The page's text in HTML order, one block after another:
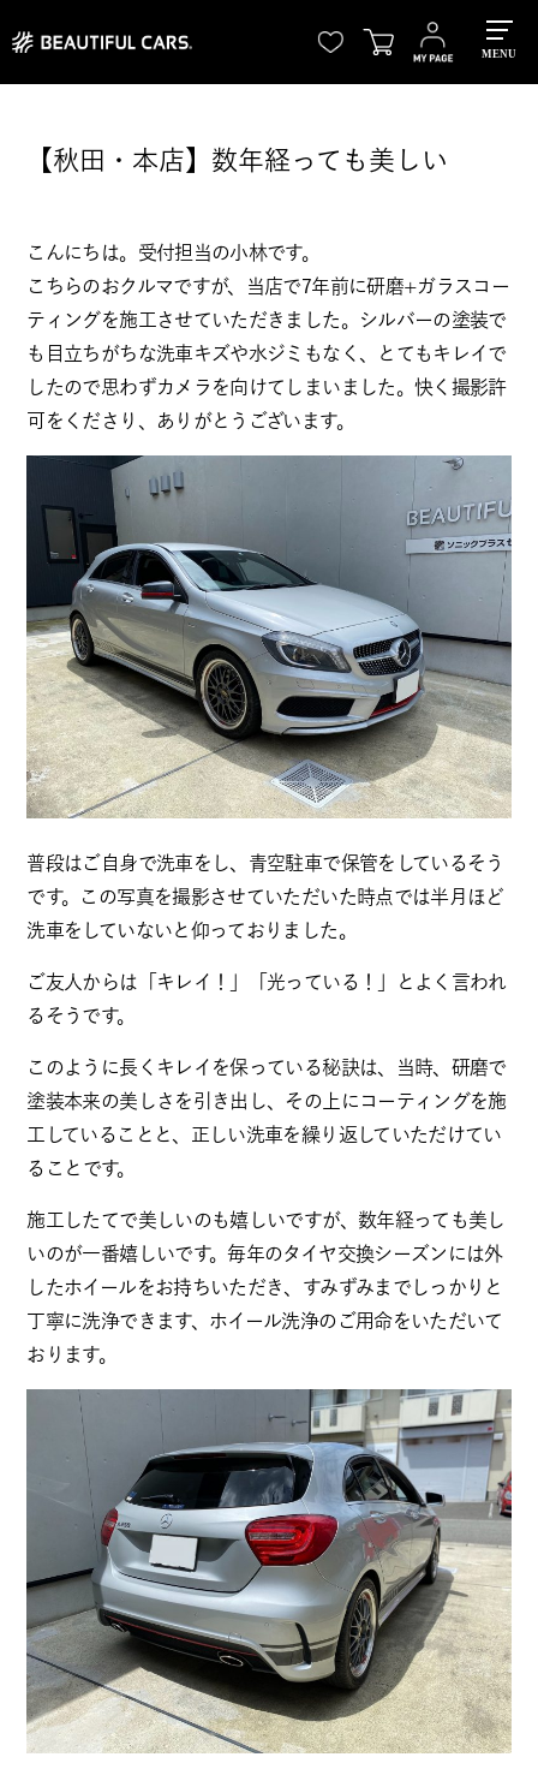
MENU
【秋田・本店】数年経っても美しい
こんにちは。受付担当の小林です。
こちらのおクルマですが、当店で7年前に研磨+ガラスコー
ティングを施工させていただきました。シルバーの塗装で
も目立ちがちな洗車キズや水ジミもなく、とてもキレイで
したので思わずカメラを向けてしまいました。快く撮影許
可をくださり、ありがとうございます。
普段はご自身で洗車をし、青空駐車で保管をしているそう
です。この写真を撮影させていただいた時点では半月ほど
洗車をしていないと仰っておりました。
ご友人からは「キレイ！」「光っている！」とよく言われ
るそうです。
このように長くキレイを保っている秘訣は、当時、研磨で
塗装本来の美しさを引き出し、その上にコーティングを施
工していることと、正しい洗車を繰り返していただけてい
ること です。
施工したてで美しいのも嬉しいですが、数年経っても美し
いのが一番嬉しいです。毎年のタイヤ交換シーズンには外
したホイールをお持ちいただき、すみずみまでしっかりと
丁寧に洗浄できます、ホイール洗浄のご用命をいただいて
おります。